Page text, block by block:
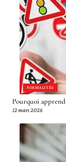
FORMALITÉS
Pourquoi
12 mars 2026